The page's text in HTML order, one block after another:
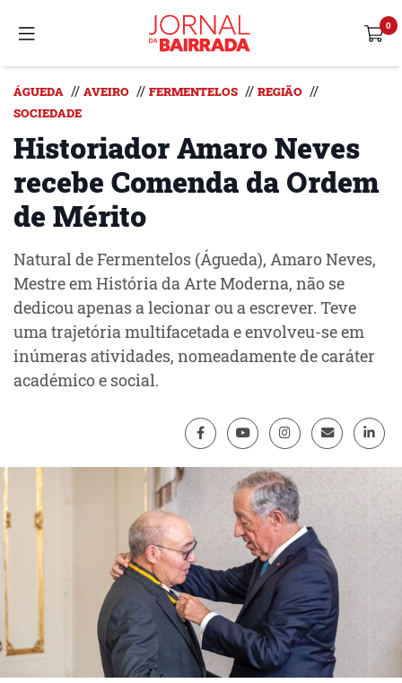
ÁGUEDA // AVEIRO // FERMENTELOS // REGIÃO //
SOCIEDADE
Historiador Amaro Neves
recebe Comenda da Ordem
de Mérito
Natural de Fermentelos (Águeda), Amaro Neves,
Mestre em História da Arte Moderna, não se
dedicou apenas a lecionar ou a escrever. Teve
uma trajetória multifacetada e envolveu-se em
inúmeras atividades, nomeadamente de caráter
académico e social.